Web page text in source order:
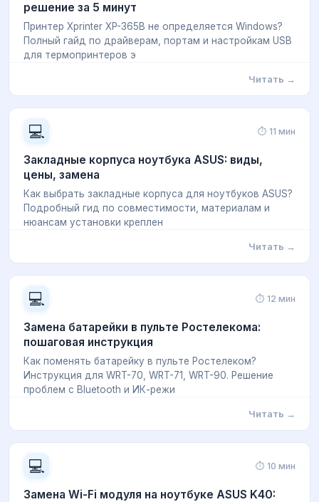
решение за 5 минут
Принтер Xprinter XP-365B не определяется Windows?
Полный гайд по драйверам, портам и настройкам USB
для термопринтеров э
Читать →
💻 ⏱ 11 мин
Закладные корпуса ноутбука ASUS: виды,
цены, замена
Как выбрать закладные корпуса для ноутбуков ASUS?
Подробный гид по совместимости, материалам и
нюансам установки креплен
Читать →
💻 ⏱ 12 мин
Замена батарейки в пульте Ростелекома:
пошаговая инструкция
Как поменять батарейку в пульте Ростелеком?
Инструкция для WRT-70, WRT-71, WRT-90. Решение
проблем с Bluetooth и ИК-режи
Читать →
💻 ⏱ 10 мин
Замена Wi-Fi модуля на ноутбуке ASUS K40: